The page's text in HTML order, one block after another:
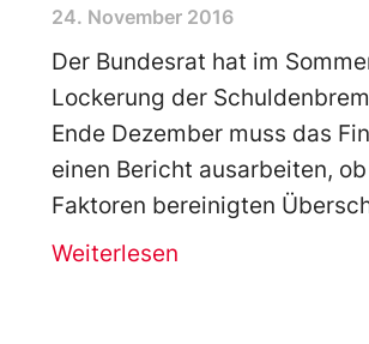
24. November 2016
Der Bundesrat hat im
Lockerung der
Ende Dezember muss das
einen Bericht ausarbeiten,
Faktoren bereinigten
Weiterlesen